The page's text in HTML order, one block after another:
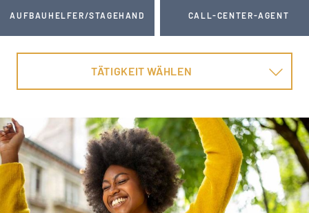
AUFBAUHELFER/STAGEHAND CALL-CENTER-AGENT
TÄTIGKEIT WÄHLEN